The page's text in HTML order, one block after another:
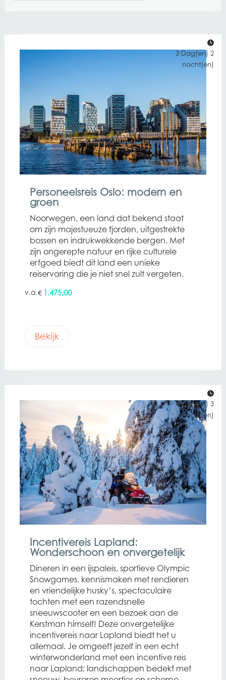
Personeelsreis Oslo: modern en
groen
Noorwegen, een land dat bekend staat
om zijn majestueuze fjorden, uitgestrekte
bossen en indrukwekkende bergen. Met
zijn ongerepte natuur en rijke culturele
erfgoed biedt dit land een unieke
reiservaring die je niet snel zult vergeten.
3 Dag(en) 2
nacht(en)
€ 1.475,00
Bekijk
Incentivereis Lapland:
Wonderschoon en onvergetelijk
Dineren in een ijspaleis, sportieve Olympic
Snowgames, kennismaken met rendieren
en vriendelijke husky’s, spectaculaire
tochten met een razendsnelle
sneeuwscooter en een bezoek aan de
Kerstman himself! Deze onvergetelijke
incentivereis naar Lapland biedt het u
allemaal. Je omgeeft jezelf in een echt
winterwonderland met een incentive reis
naar Lapland; landschappen bedekt met
4 Dag(en) 3
nacht(en)